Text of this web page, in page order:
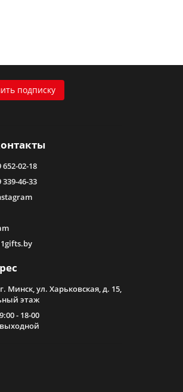
подписку
652-02-18
339-46-33
Минск, ул. Харьковская, д. 15,
этаж
- 18-00